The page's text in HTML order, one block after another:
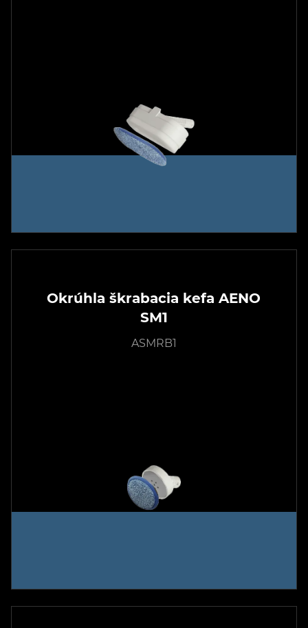
Okrúhla škrabacia kefa AENO
SM1
ASMRB1